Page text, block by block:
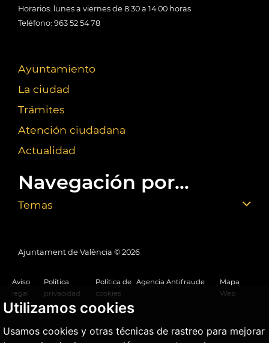
Utilizamos cookies
Usamos cookies y otras técnicas de rastreo para mejorar
Horarios: lunes a viernes de 8:30 a 14:00 horas
Teléfono: 963 52 54 78
Ayuntamiento
La ciudad
Trámites
Atención ciudadana
Actualidad
Navegación por...
Temas
Ajuntament de València © 2026
Aviso
legal
Política
privacidad
Política de
cookies
Agencia Antifraude
Mapa
Web